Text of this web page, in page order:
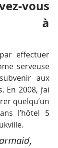
vous
à
effectuer
serveuse
aux
2008, j’ai
quelqu’un
l’hôtel 5